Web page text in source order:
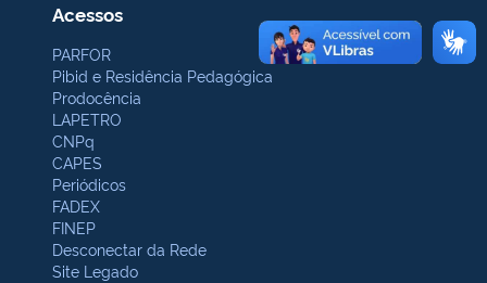
Acessos
PARFOR
Pibid e Residência Pedagógica
Prodocência
LAPETRO
CNPq
CAPES
Periódicos
FADEX
FINEP
Desconectar da Rede
Site Legado